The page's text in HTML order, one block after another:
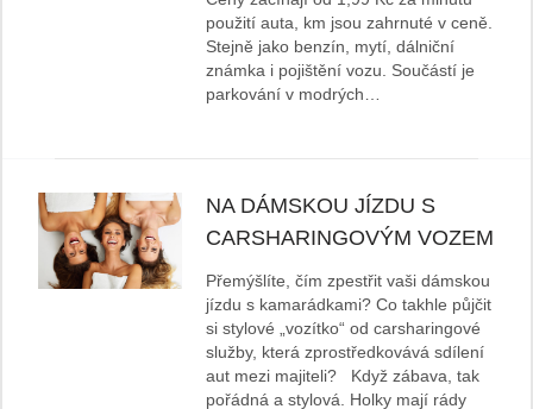
použití auta, km jsou zahrnuté v ceně.
Stejně jako benzín, mytí, dálniční
známka i pojištění vozu. Součástí je
parkování v modrých…
NA DÁMSKOU JÍZDU S
CARSHARINGOVÝM VOZEM
Přemýšlíte, čím zpestřit vaši dámskou
jízdu s kamarádkami? Co takhle půjčit
si stylové „vozítko“ od carsharingové
služby, která zprostředkovává sdílení
aut mezi majiteli? Když zábava, tak
pořádná a stylová. Holky mají rády